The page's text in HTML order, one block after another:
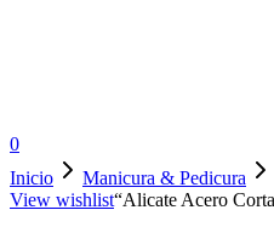
0
Inicio
Manicura & Pedicura
View wishlist“Alicate Acero